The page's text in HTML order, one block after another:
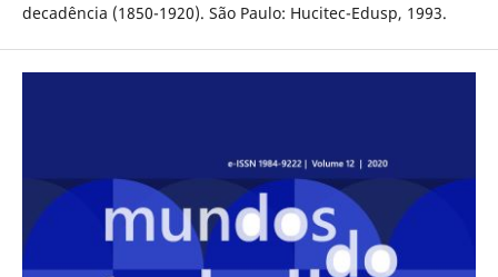
decadência (1850-1920). São Paulo: Hucitec-Edusp, 1993.